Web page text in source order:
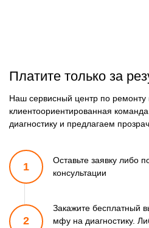
Платите только за
Наш сервисный центр по
клиентоориентированная
диагностику и предлагаем
1
Оставьте заявку либо
консультации
2
Закажите бесплатный
мфу на диагностику.